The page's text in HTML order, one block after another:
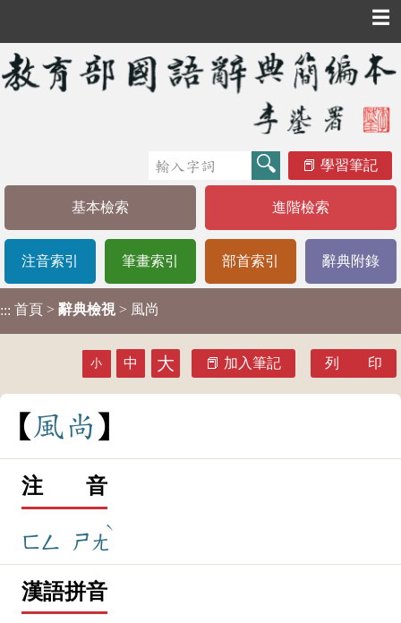
☰
學習筆記
基本檢索 進階檢索
注音索引 筆畫索引 部首索引 辭典附錄
::: 首頁 > 辭典檢視 > 風尚
小 中 大 加入筆記 列 印
風尚
注 音
ㄈㄥ ㄕㄤ
ˋ
漢語拼音